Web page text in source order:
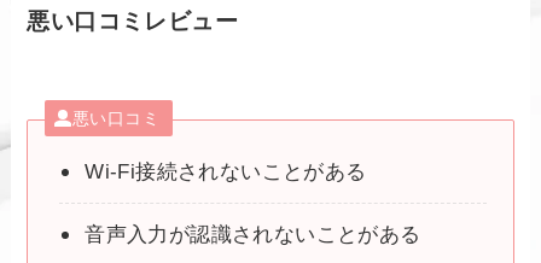
悪い口コミレビュー
悪い口コミ
Wi-Fi接続されないことがある
音声入力が認識されないことがある